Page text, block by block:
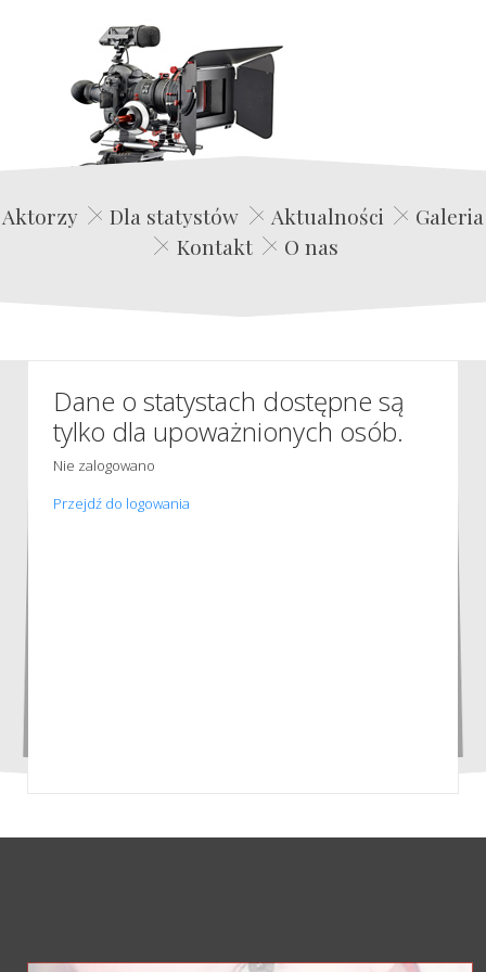
Edwin Film Agencja Aktorska
Aktorzy Dla statystów Aktualności
Galeria
Kontakt
O nas
Dane o statystach dostępne są
tylko dla upoważnionych osób.
Nie zalogowano
Przejdź do logowania